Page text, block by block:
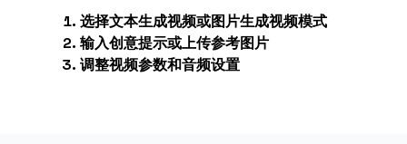
选择文本生成视频或图片生成视频模式
输入创意提示或上传参考图片
调整视频参数和音频设置